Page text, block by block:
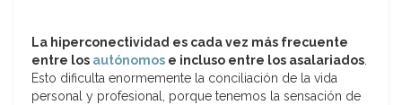
La hiperconectividad es cada vez más frecuente
entre los autónomos e incluso entre los asalariados.
Esto dificulta enormemente la conciliación de la vida
personal y profesional, porque tenemos la sensación de